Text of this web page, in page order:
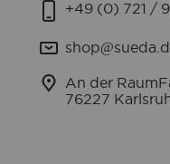
+49 (0) 721 /
An der
76227